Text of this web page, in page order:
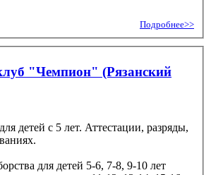
Подробнее>>
"Чемпион" (Рязанский
детей с 5 лет. Аттестации, разряды,
для детей 5-6, 7-8, 9-10 лет